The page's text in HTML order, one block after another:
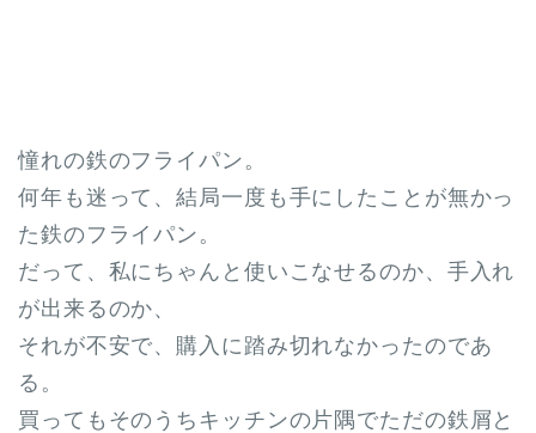
憧れの鉄のフライパン。
何年も迷って、結局一度も手にしたことが無かっ
た鉄のフライパン。
だって、私にちゃんと使いこなせるのか、手入れ
が出来るのか、
それが不安で、購入に踏み切れなかったのであ
る。
買ってもそのうちキッチンの片隅でただの鉄屑と